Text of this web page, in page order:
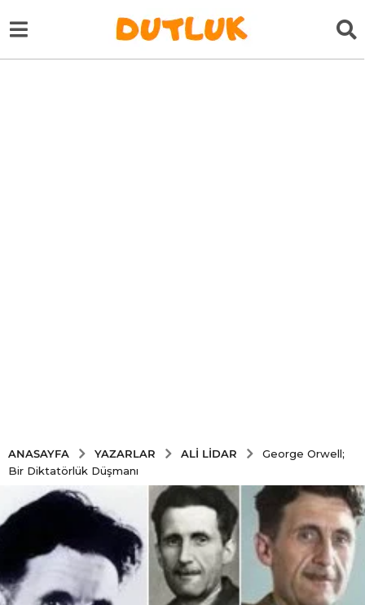
ANASAYFA YAZARLAR ALI LIDAR
George Orwell;
Bir Diktatörlük Düşmanı